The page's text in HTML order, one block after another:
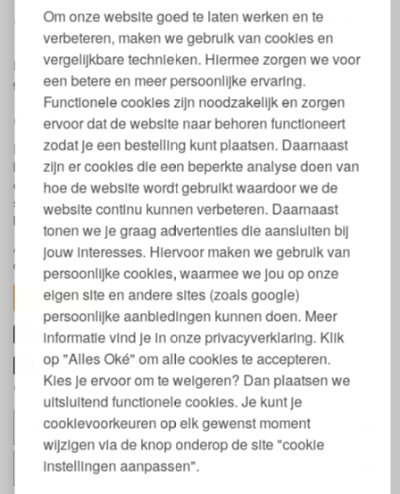
Om onze website goed te laten werken en te
verbeteren, maken we gebruik van cookies en
vergelijkbare technieken. Hiermee zorgen we voor
een betere en meer persoonlijke ervaring.
Functionele cookies zijn noodzakelijk en zorgen
ervoor dat de website naar behoren functioneert
zodat je een bestelling kunt plaatsen. Daarnaast
zijn er cookies die een beperkte analyse doen van
hoe de website wordt gebruikt waardoor we de
website continu kunnen verbeteren. Daarnaast
tonen we je graag advertenties die aansluiten bij
jouw interesses. Hiervoor maken we gebruik van
persoonlijke cookies, waarmee we jou op onze
eigen site en andere sites (zoals google)
persoonlijke aanbiedingen kunnen doen. Meer
informatie vind je in onze privacyverklaring. Klik
op "Alles Oké" om alle cookies te accepteren.
Kies je ervoor om te weigeren? Dan plaatsen we
uitsluitend functionele cookies. Je kunt je
cookievoorkeuren op elk gewenst moment
wijzigen via de knop onderop de site "cookie
instellingen aanpassen".
Maten biologisch wollen deken Steinbeck
Igor
De wollen deken is 150 x 200 cm en weegt 1300 gram of 433
gr/m2
Onderhoud deken biowol
De wollen deken is door de achtergebleven lanoline vuil- en
bacteriewerend uit zichzelf. Lekker luchten is eigenlijk het enige
onderhoud dat de deken nodig heeft. Als u de deken toch nat wilt
schoonmaken, kunt u de deken buitenhangen in de mist of in de
badkamer tijdens en na het douchen.
Als u de deken buiten hangt, dan niet in de zon want daar droogt
de wol van uit.
toon alles
Handwas deken van biologische wol
Keurmerken en labels Steinbeck wollen
deken
Alternatieven
Gerelateerde producten